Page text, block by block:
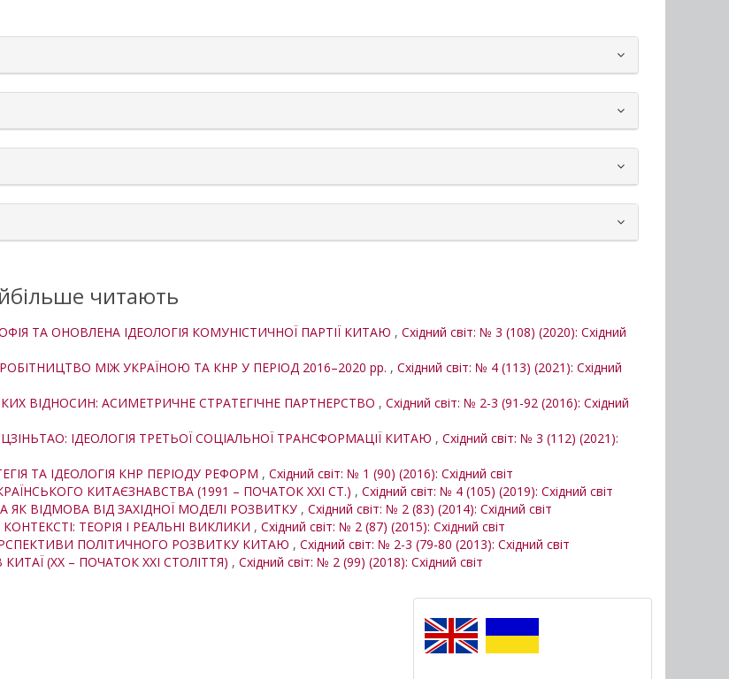
читають
ТА ОНОВЛЕНА ІДЕОЛОГІЯ КОМУНІСТИЧНОЇ ПАРТІЇ КИТАЮ , Східний світ: № 3 (108) (2020): Східний
МІЖ УКРАЇНОЮ ТА КНР У ПЕРІОД 2016–2020 рр. , Східний світ: № 4 (113) (2021): Східний
ВІДНОСИН: АСИМЕТРИЧНЕ СТРАТЕГІЧНЕ ПАРТНЕРСТВО , Східний світ: № 2-3 (91-92 (2016): Східний
ІДЕОЛОГІЯ ТРЕТЬОЇ СОЦІАЛЬНОЇ ТРАНСФОРМАЦІЇ КИТАЮ , Східний світ: № 3 (112) (2021):
ТА ІДЕОЛОГІЯ КНР ПЕРІОДУ РЕФОРМ , Східний світ: № 1 (90) (2016): Східний світ
КИТАЄЗНАВСТВА (1991 – ПОЧАТОК XXI СТ.) , Східний світ: № 4 (105) (2019): Східний світ
ЯК ВІДМОВА ВІД ЗАХІДНОЇ МОДЕЛІ РОЗВИТКУ , Східний світ: № 2 (83) (2014): Східний світ
ТЕОРІЯ І РЕАЛЬНІ ВИКЛИКИ , Східний світ: № 2 (87) (2015): Східний світ
ПОЛІТИЧНОГО РОЗВИТКУ КИТАЮ , Східний світ: № 2-3 (79-80 (2013): Східний світ
(XX – ПОЧАТОК XXI СТОЛІТТЯ) , Східний світ: № 2 (99) (2018): Східний світ